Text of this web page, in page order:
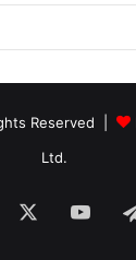
Reserved |
Ltd.